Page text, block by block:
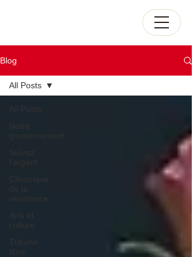
Blog
All Posts
Notre
gouvernement
Suivez
l'argent
Chronique
de la
résistance
Arts et
culture
Tribune
libre
All Posts